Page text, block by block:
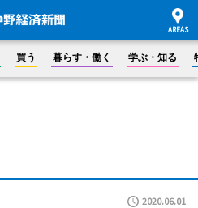
買う 暮らす・働く 学ぶ・知る
2020.06.01